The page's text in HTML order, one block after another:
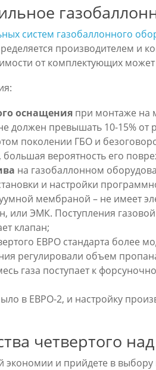
систем газобаллонного
производителем и
от комплектующих
оснащения при монтаже на
должен превышать 10-15% от
поколении ГБО и
большая вероятность его
на газобаллонном
и настройки
мембраной – не имеет
или ЭМК. Поступления
клапан;
ЕВРО стандарта более
регулировали объем
газа поступает к
в ЕВРО-2, и настройку
четвертого
экономии и прийдете в выбору